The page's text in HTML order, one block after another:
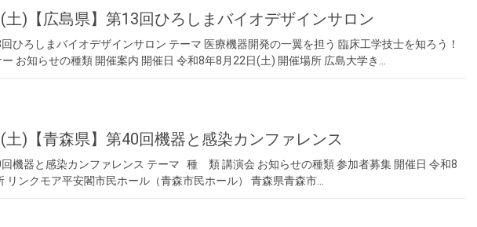
土)【広島県】第13回ひろしまバイオデザインサロン
ひろしまバイオデザインサロン テーマ 医療機器開発の一翼を担う 臨床工学技士を知ろう！
お知らせの種類 開催案内 開催日 令和8年8月22日(土) 開催場所 広島大学き…
土)【青森県】第40回機器と感染カンファレンス
機器と感染カンファレンス テーマ 種 類 講演会 お知らせの種類 参加者募集 開催日 令和8
リンクモア平安閣市民ホール（青森市民ホール） 青森県青森市…